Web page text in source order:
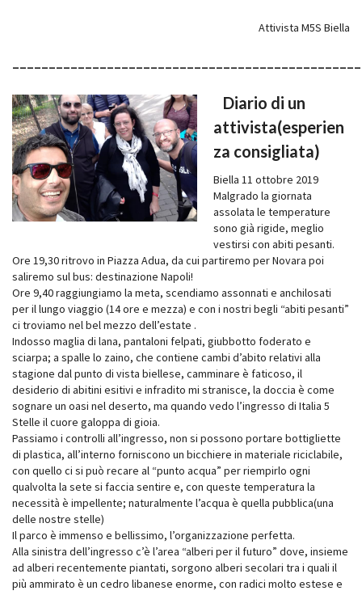
Attivista M5S Biella
Diario di un
attivista(esperien
za consigliata)
Biella 11 ottobre 2019
Malgrado la giornata
assolata le temperature
sono già rigide, meglio
vestirsi con abiti pesanti.
Ore 19,30 ritrovo in Piazza Adua, da cui partiremo per Novara poi
saliremo sul bus: destinazione Napoli!
Ore 9,40 raggiungiamo la meta, scendiamo assonnati e anchilosati
per il lungo viaggio (14 ore e mezza) e con i nostri begli “abiti pesanti”
ci troviamo nel bel mezzo dell’estate .
Indosso maglia di lana, pantaloni felpati, giubbotto foderato e
sciarpa; a spalle lo zaino, che contiene cambi d’abito relativi alla
stagione dal punto di vista biellese, camminare è faticoso, il
desiderio di abitini esitivi e infradito mi stranisce, la doccia è come
sognare un oasi nel deserto, ma quando vedo l’ingresso di Italia 5
Stelle il cuore galoppa di gioia.
Passiamo i controlli all’ingresso, non si possono portare bottigliette
di plastica, all’interno forniscono un bicchiere in materiale riciclabile,
con quello ci si può recare al “punto acqua” per riempirlo ogni
qualvolta la sete si faccia sentire e, con queste temperatura la
necessità è impellente; naturalmente l’acqua è quella pubblica(una
delle nostre stelle)
Il parco è immenso e bellissimo, l’organizzazione perfetta.
Alla sinistra dell’ingresso c’è l’area “alberi per il futuro” dove, insieme
ad alberi recentemente piantati, sorgono alberi secolari tra i quali il
più ammirato è un cedro libanese enorme, con radici molto estese e